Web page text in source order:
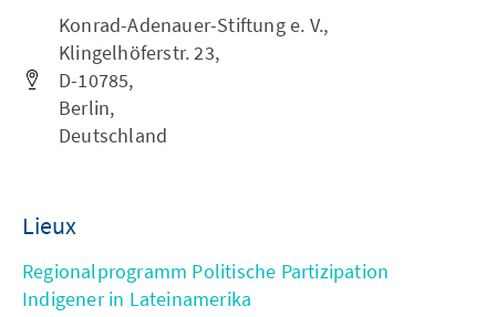
Konrad-Adenauer-Stiftung e. V.,
Klingelhöferstr. 23,
D-10785,
Berlin,
Deutschland
Lieux
Regionalprogramm Politische Partizipation
Indigener in Lateinamerika